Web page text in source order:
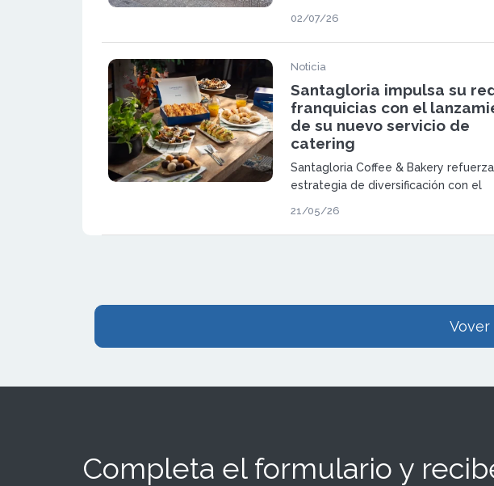
locales operativos y continúa
su presencia en España y en
internacionales.
02/07/26
Noticia
Santagloria impulsa su
franquicias con el
de su nuevo servicio de
catering
Santagloria Coffee & Bakery
estrategia de diversificación con el
catering, una línea diseñada para
el crecimiento de su red de
21/05/26
Vover
Completa el formulario y